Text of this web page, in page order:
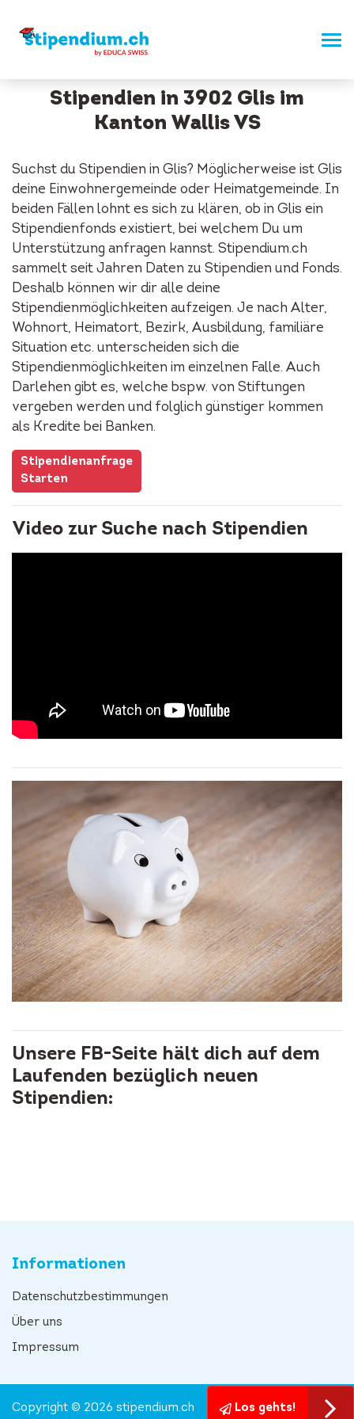
Stipendien in 3902 Glis im
Kanton Wallis VS
Suchst du Stipendien in Glis? Möglicherweise ist Glis
deine Einwohnergemeinde oder Heimatgemeinde. In
beiden Fällen lohnt es sich zu klären, ob in Glis ein
Stipendienfonds existiert, bei welchem Du um
Unterstützung anfragen kannst. Stipendium.ch
sammelt seit Jahren Daten zu Stipendien und Fonds.
Deshalb können wir dir alle deine
Stipendienmöglichkeiten aufzeigen. Je nach Alter,
Wohnort, Heimatort, Bezirk, Ausbildung, familiäre
Situation etc. unterscheiden sich die
Stipendienmöglichkeiten im einzelnen Falle. Auch
Darlehen gibt es, welche bspw. von Stiftungen
vergeben werden und folglich günstiger kommen
als Kredite bei Banken.
Stipendienanfrage
Starten
Video zur Suche nach Stipendien
Unsere FB-Seite hält dich auf dem
Laufenden bezüglich neuen
Stipendien:
Informationen
Datenschutzbestimmungen
Über uns
Impressum
Los gehts!
Copyright © 2026 stipendium.ch